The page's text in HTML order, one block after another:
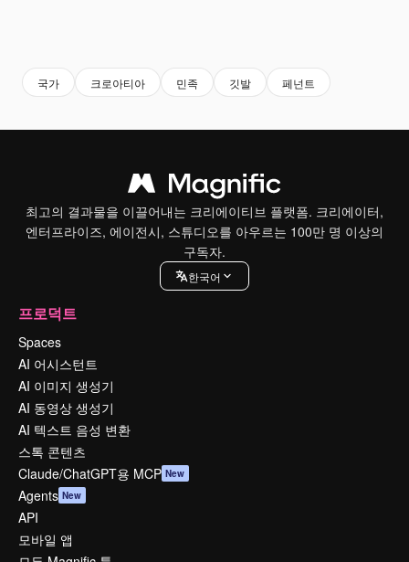
국가 크로아티아 민족 깃발 페넌트
최고의 결과물을 이끌어내는 크리에이티브 플랫폼. 크리에이터,
엔터프라이즈, 에이전시, 스튜디오를 아우르는 100만 명 이상의
구독자.
한국어
프로덕트
Spaces
AI 어시스턴트
AI 이미지 생성기
AI 동영상 생성기
AI 텍스트 음성 변환
스톡 콘텐츠
Claude/ChatGPT용 MCP New
Agents New
API
모바일 앱